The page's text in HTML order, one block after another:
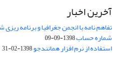
آخرین اخبار
تفاهم نامه با انجمن جغرافیا و برنامه
شماره حساب1398-09-09
استفاده از نرم افزار همانندجو1398-02-31